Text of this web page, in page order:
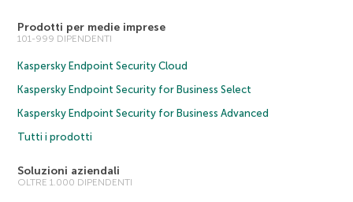
Prodotti per medie imprese
101-999 DIPENDENTI
Kaspersky Endpoint Security Cloud
Kaspersky Endpoint Security for Business Select
Kaspersky Endpoint Security for Business Advanced
Tutti i prodotti
Soluzioni aziendali
OLTRE 1.000 DIPENDENTI